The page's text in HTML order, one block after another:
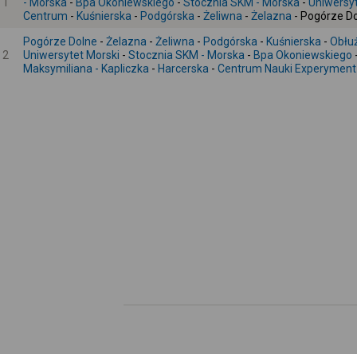
Centrum - Kuśnierska - Podgórska - Żeliwna - Żelazna - Pogórze
2
Pogórze Dolne - Żelazna - Żeliwna - Podgórska - Kuśnierska -
Uniwersytet Morski - Stocznia SKM - Morska - Bpa Okoniewskiego
Maksymiliana - Kapliczka - Harcerska - Centrum Nauki Experyment